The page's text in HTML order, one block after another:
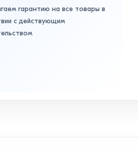
гарантию на все товары в
с действующим